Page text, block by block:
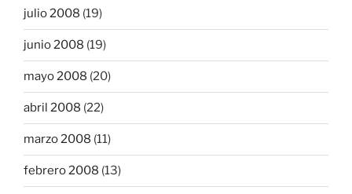
julio 2008 (19)
junio 2008 (19)
mayo 2008 (20)
abril 2008 (22)
marzo 2008 (11)
febrero 2008 (13)